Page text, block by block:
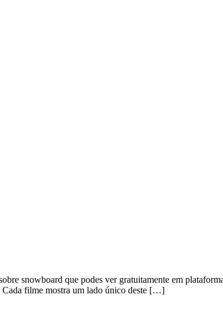
snowboard que podes ver gratuitamente em
Cada filme mostra um lado único deste […]